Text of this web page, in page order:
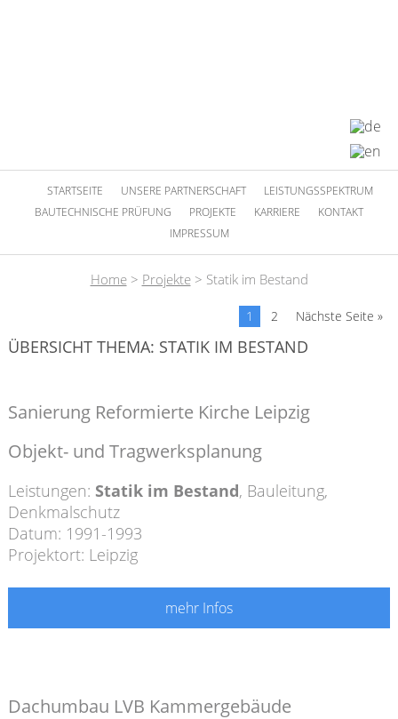
STARTSEITE UNSERE PARTNERSCHAFT
LEISTUNGSSPEKTRUM
BAUTECHNISCHE PRÜFUNG
PROJEKTE KARRIERE
KONTAKT
IMPRESSUM
Home> Projekte> Statik im Bestand
1 2 Nächste Seite »
ÜBERSICHT THEMA: STATIK IM BESTAND
Sanierung Reformierte Kirche Leipzig
Objekt- und Tragwerksplanung
Leistungen: Statik im Bestand, Bauleitung,
Denkmalschutz
Datum: 1991-1993
Projektort: Leipzig
mehr Infos
Dachumbau LVB Kammergebäude